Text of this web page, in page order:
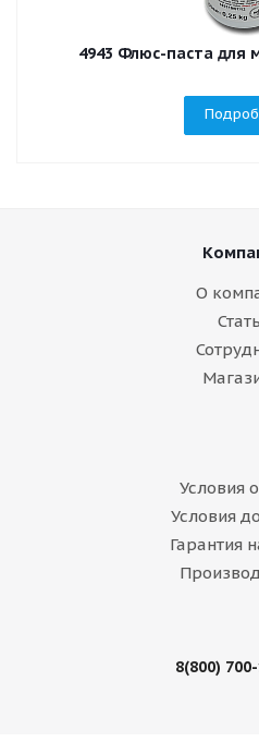
4943 Флюс-паста для
О
Условия
Условия
Гарантия
8(800)